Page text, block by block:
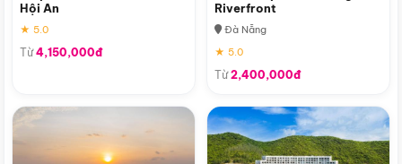
Hội An
★ 5.0
Từ4,150,000đ
Riverfront
Đà Nẵng
★ 5.0
Từ2,400,000đ